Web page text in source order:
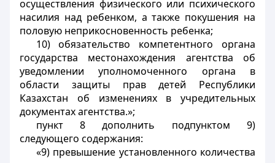
осуществления физического или психического
насилия над ребенком, а также покушения на
половую неприкосновенность ребенка;
10) обязательство компетентного органа
государства местонахождения агентства об
уведомлении уполномоченного органа в
области защиты прав детей Республики
Казахстан об изменениях в учредительных
документах агентства.»;
пункт 8 дополнить подпунктом 9)
следующего содержания:
«9) превышение установленного количества